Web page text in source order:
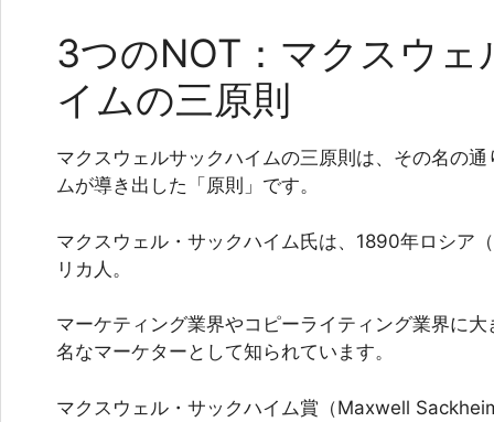
3つのNOT：マクスウェ
イムの三原則
マクスウェルサックハイムの三原則は、その名の
ムが導き出した「原則」です。
マクスウェル・サックハイム氏は、1890年ロシア
リカ人。
マーケティング業界やコピーライティング業界に
名なマーケターとして知られています。
マクスウェル・サックハイム賞（Maxwell